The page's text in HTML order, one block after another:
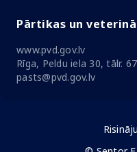
Pārtikas un
www.pvd.gov.lv
Rīga, Peldu iela 30, tālr.
pasts@pvd.gov.lv